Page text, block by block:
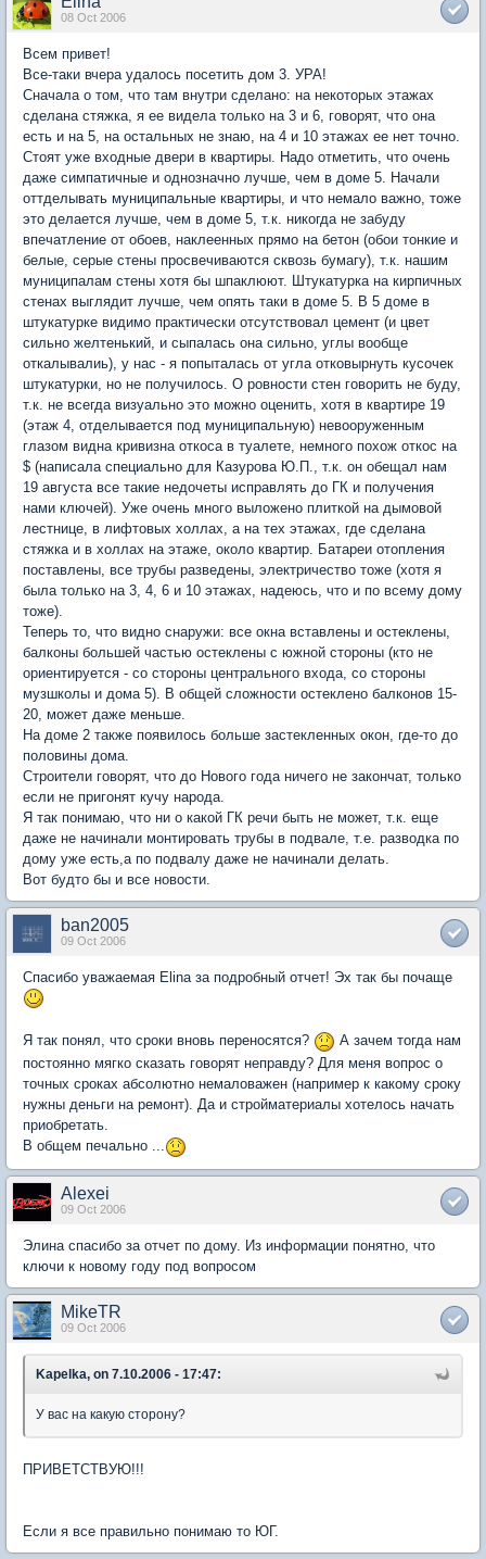
08 Oct 2006
Всем привет!
Все-таки вчера удалось посетить дом 3. УРА!
Сначала о том, что там внутри сделано: на некоторых этажах
сделана стяжка, я ее видела только на 3 и 6, говорят, что она
есть и на 5, на остальных не знаю, на 4 и 10 этажах ее нет точно.
Стоят уже входные двери в квартиры. Надо отметить, что очень
даже симпатичные и однозначно лучше, чем в доме 5. Начали
оттделывать муниципальные квартиры, и что немало важно, тоже
это делается лучше, чем в доме 5, т.к. никогда не забуду
впечатление от обоев, наклеенных прямо на бетон (обои тонкие и
белые, серые стены просвечиваются сквозь бумагу), т.к. нашим
муниципалам стены хотя бы шпаклюют. Штукатурка на кирпичных
стенах выглядит лучше, чем опять таки в доме 5. В 5 доме в
штукатурке видимо практически отсутствовал цемент (и цвет
сильно желтенький, и сыпалась она сильно, углы вообще
откалывалиь), у нас - я попыталась от угла отковырнуть кусочек
штукатурки, но не получилось. О ровности стен говорить не буду,
т.к. не всегда визуально это можно оценить, хотя в квартире 19
(этаж 4, отделывается под муниципальную) невооруженным
глазом видна кривизна откоса в туалете, немного похож откос на
$ (написала специально для Казурова Ю.П., т.к. он обещал нам
19 августа все такие недочеты исправлять до ГК и получения
нами ключей). Уже очень много выложено плиткой на дымовой
лестнице, в лифтовых холлах, а на тех этажах, где сделана
стяжка и в холлах на этаже, около квартир. Батареи отопления
поставлены, все трубы разведены, электричество тоже (хотя я
была только на 3, 4, 6 и 10 этажах, надеюсь, что и по всему дому
тоже).
Теперь то, что видно снаружи: все окна вставлены и остеклены,
балконы большей частью остеклены с южной стороны (кто не
ориентируется - со стороны центрального входа, со стороны
музшколы и дома 5). В общей сложности остеклено балконов 15-
20, может даже меньше.
На доме 2 также появилось больше застекленных окон, где-то до
половины дома.
Строители говорят, что до Нового года ничего не закончат, только
если не пригонят кучу народа.
Я так понимаю, что ни о какой ГК речи быть не может, т.к. еще
даже не начинали монтировать трубы в подвале, т.е. разводка по
дому уже есть,а по подвалу даже не начинали делать.
Вот будто бы и все новости.
ban2005
09 Oct 2006
Спасибо уважаемая Elina за подробный отчет! Эх так бы почаще
Я так понял, что сроки вновь переносятся?
А зачем тогда нам
постоянно мягко сказать говорят неправду? Для меня вопрос о
точных сроках абсолютно немаловажен (например к какому сроку
нужны деньги на ремонт). Да и стройматериалы хотелось начать
приобретать.
В общем печально ...
Alexei
09 Oct 2006
Элина спасибо за отчет по дому. Из информации понятно, что
ключи к новому году под вопросом
MikeTR
09 Oct 2006
Kapelka, on 7.10.2006 - 17:47:
У вас на какую сторону?
ПРИВЕТСТВУЮ!!!
Если я все правильно понимаю то ЮГ.